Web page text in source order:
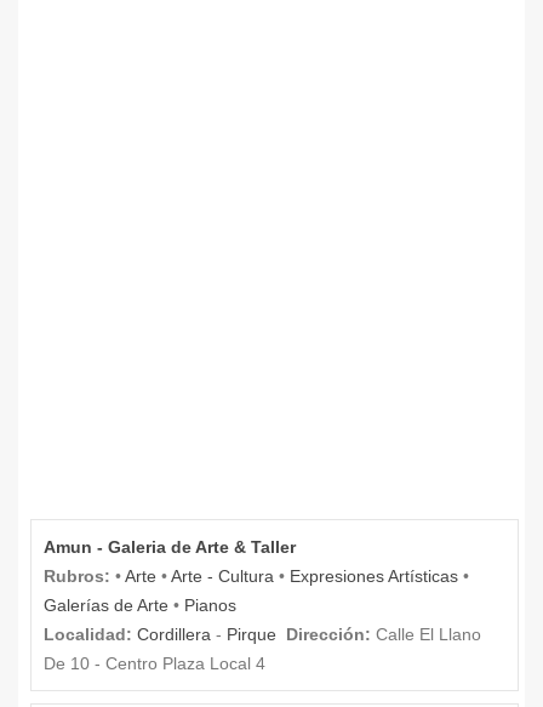
Amun - Galeria de Arte & Taller
Rubros: •Arte •Arte - Cultura • Expresiones Artísticas •
Galerías de Arte • Pianos
Localidad: Cordillera - Pirque Dirección: Calle El Llano
De 10 - Centro Plaza Local 4